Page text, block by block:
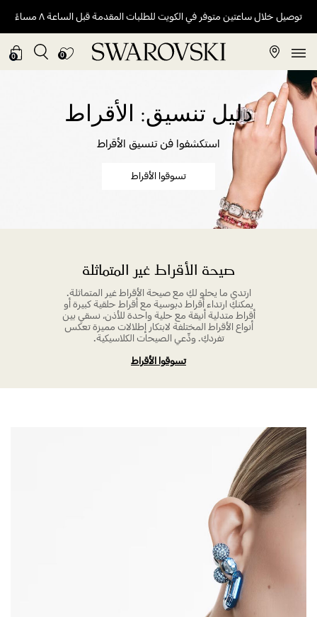
توصيل خلال ساعتين متوفر في الكويت للطلبات المقدمة قبل الساعة ٨ مساءً
0
0
دليل تنسيق: الأقراط
استكشفوا فن تنسيق الأقراط
تسوقوا الأقراط
صيحة الأقراط غير المتماثلة
ارتدي ما يحلو لكِ مع صيحة الأقراط غير المتماثلة.
يمكنكِ ارتداء أقراط دبوسية مع أقراط حلقية كبيرة أو
أقراط متدلية أنيقة مع حلية واحدة للأذن، نسقي بين
أنواع الأقراط المختلفة لابتكار إطلالات مميزة تعكس
تفردكِ. ودِّعي الصيحات الكلاسيكية.
تسوقوا الأقراط